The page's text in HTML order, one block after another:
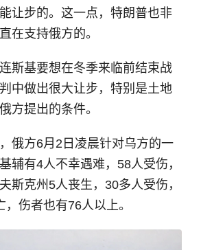
让步的。这一点，特朗普也非
在支持俄方的。
斯基要想在冬季来临前结束战
中做出很大让步，特别是土地
方提出的条件。
俄方6月2日凌晨针对乌方的一
辅有4人不幸遇难，58人受伤，
斯克州5人丧生，30多人受伤，
伤者也有76人以上。